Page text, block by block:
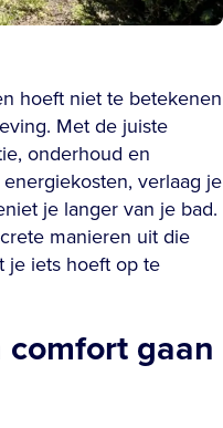
hoeft niet te betekenen
Met de juiste
onderhoud en
verlaag je
je langer van je bad.
manieren uit die
je iets hoeft op te
gaan